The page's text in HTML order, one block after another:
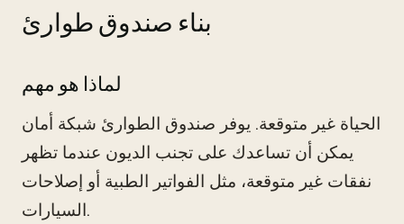
بناء صندوق طوارئ
لماذا هو مهم
الحياة غير متوقعة. يوفر صندوق الطوارئ شبكة أمان
يمكن أن تساعدك على تجنب الديون عندما تظهر
نفقات غير متوقعة، مثل الفواتير الطبية أو إصلاحات
السيارات.